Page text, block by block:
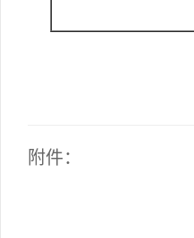
附件：